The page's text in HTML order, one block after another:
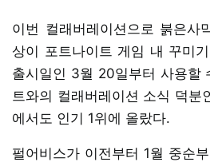
이번 컬래버레이션으로 붉은사
상이 포트나이트 게임 내 꾸미
출시일인 3월 20일부터 사용할
트와의 컬래버레이션 소식 덕분
에서도 인기 1위에 올랐다.
펄어비스가 이전부터 1월 중순